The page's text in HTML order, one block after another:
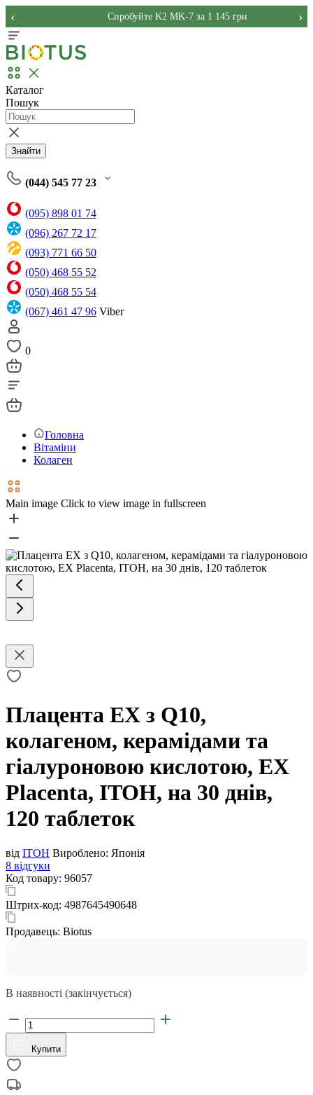
Спробуйте K2 MK-7 за 1 145 грн
‹ ›
Каталог
Пошук
Знайти
(044) 545 77 23
(095) 898 01 74
(096) 267 72 17
(093) 771 66 50
(050) 468 55 52
(050) 468 55 54
(067) 461 47 96 Viber
0
Головна
Вітаміни
Колаген
Main image Click to view image in fullscreen
Плацента EX з Q10,
колагеном, керамідами та
гіалуроновою кислотою, EX
Placenta, ITOH, на 30 днів,
120 таблеток
від ITOH Вироблено: Японія
8 відгуки
Код товару: 96057
Штрих-код: 4987645490648
Продавець: Biotus
В наявності (закінчується)
Купити